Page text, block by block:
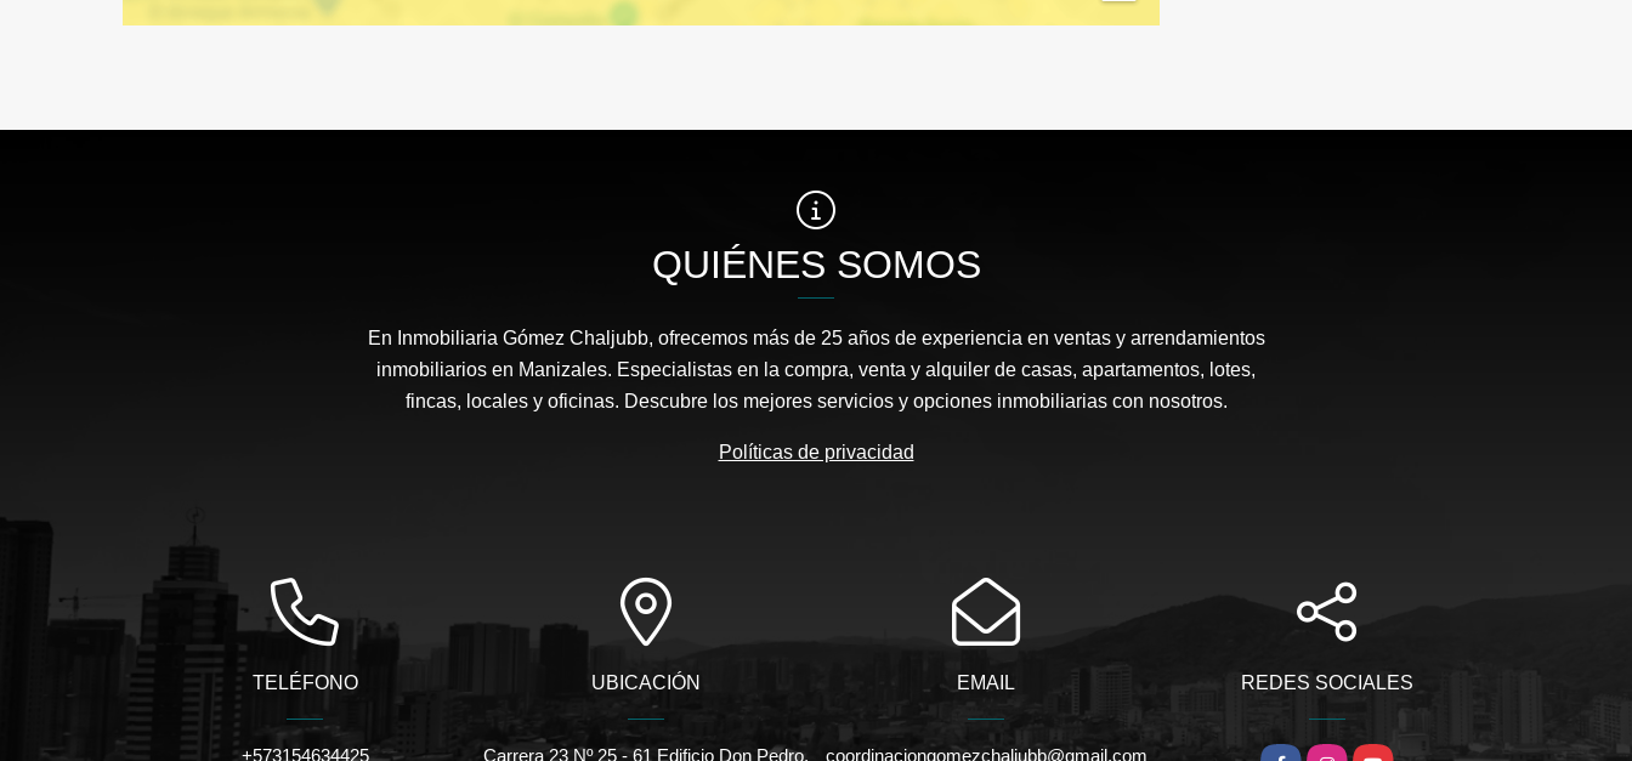
QUIÉNES SOMOS
En Inmobiliaria Gómez Chaljubb, ofrecemos más de 25 años de experiencia en ventas y arrendamientos
inmobiliarios en Manizales. Especialistas en la compra, venta y alquiler de casas, apartamentos, lotes,
fincas, locales y oficinas. Descubre los mejores servicios y opciones inmobiliarias con nosotros.
Políticas de privacidad
TELÉFONO
+573154634425
UBICACIÓN
Carrera 23 Nº 25 - 61 Edificio Don Pedro,
EMAIL
coordinaciongomezchaljubb@gmail.com
REDES SOCIALES